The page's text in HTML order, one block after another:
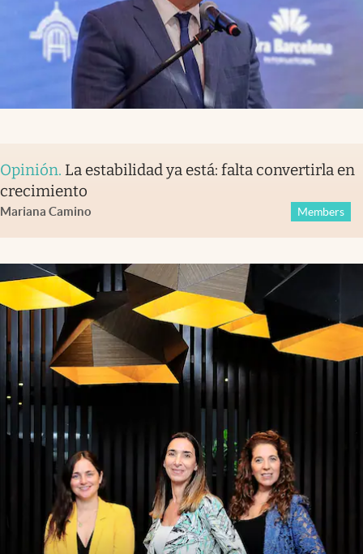
Opinión. La estabilidad ya está: falta convertirla en
crecimiento
Mariana Camino Members